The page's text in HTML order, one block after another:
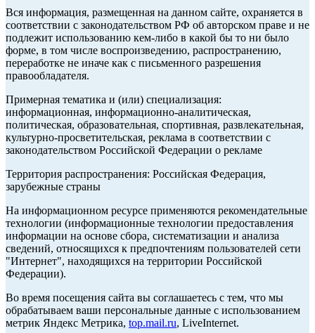
Вся информация, размещенная на данном сайте, охраняется в
соответствии с законодательством РФ об авторском праве и не
подлежит использованию кем-либо в какой бы то ни было
форме, в том числе воспроизведению, распространению,
переработке не иначе как с письменного разрешения
правообладателя.
Примерная тематика и (или) специализация:
информационная, информационно-аналитическая,
политическая, образовательная, спортивная, развлекательная,
культурно-просветительская, реклама в соответствии с
законодательством Российской Федерации о рекламе
Территория распространения: Российская Федерация,
зарубежные страны
На информационном ресурсе применяются рекомендательные
технологии (информационные технологии предоставления
информации на основе сбора, систематизации и анализа
сведений, относящихся к предпочтениям пользователей сети
"Интернет", находящихся на территории Российской
Федерации).
Во время посещения сайта вы соглашаетесь с тем, что мы
обрабатываем ваши персональные данные с использованием
метрик Яндекс Метрика, top.mail.ru, LiveInternet.